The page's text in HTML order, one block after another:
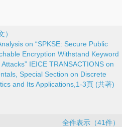
）
on “SPKSE: Secure Public
Encryption Withstand Keyword
IEICE TRANSACTIONS on
Special Section on Discrete
and Its Applications,1-3頁 (共著)
全件表示（41件）